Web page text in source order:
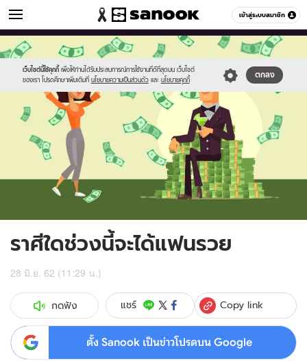
เข้าสู่ระบบสมาชิก
ดูดวง หมวดอื่นๆ
เว็บไซต์นี้ใช้คุกกี้ เพื่อให้ท่านได้รับประสบการณ์การใช้งานที่ดีที่สุดบน เว็บไซต์
ของเรา โปรดศึกษาเพิ่มเติมที่ นโยบายความเป็นส่วนตัว และ นโยบายคุกกี้
ตกลง
Sanook
//s.isanook.com/sr/0/images/logo-
new-
sanook.png
600
60
//s.isanook.com/ho/0/ud/32/163189/horo1.jpg
ราศีใดช่วงนี้จะได้แฟนรวย
28 มิ.ย. 62 (11:29 น.)
กดฟัง แชร์ Copy link
ตั้ง Sanook เป็นข่าวโปรดบน Google